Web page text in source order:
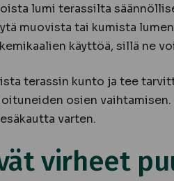
lumi terassilta
muovista tai kumista
käyttöä, sillä ne
terassin kunto ja tee
osien
varten.
virheet